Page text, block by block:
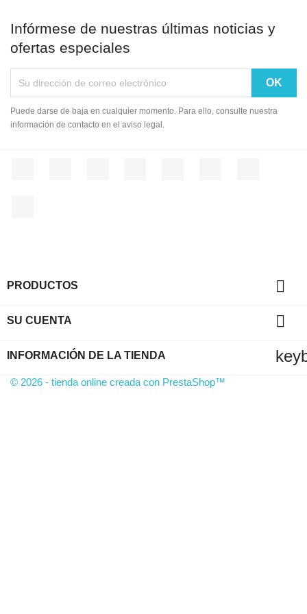
Infórmese de nuestras últimas noticias y
ofertas especiales
Puede darse de baja en cualquier momento. Para ello, consulte nuestra
información de contacto en el aviso legal.
PRODUCTOS 
SU CUENTA 
INFORMACIÓN DE LA TIENDA
© 2026 - tienda online creada con PrestaShop™